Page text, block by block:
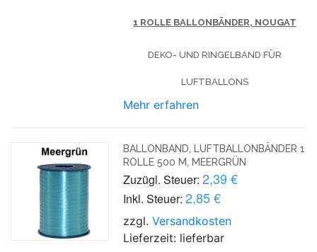
1 ROLLE BALLONBÄNDER, NOUGAT
DEKO- UND RINGELBAND FÜR
LUFTBALLONS
Mehr erfahren
BALLONBAND, LUFTBALLONBÄNDER 1
ROLLE 500 M, MEERGRÜN
Zuzügl. Steuer: 2,39 €
Inkl. Steuer: 2,85 €
zzgl.Versandkosten
Lieferzeit: lieferbar